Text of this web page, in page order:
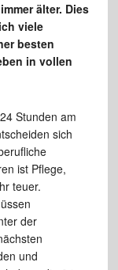
älter. Dies
viele
besten
in vollen
Stunden am
sich
ist Pflege,
teuer.
der
und